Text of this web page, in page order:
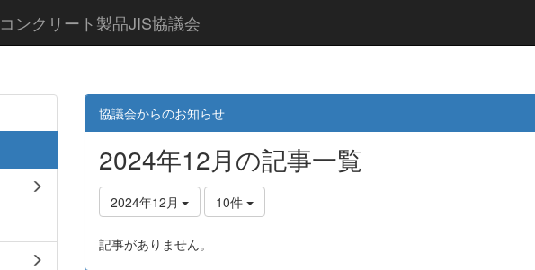
ンクリート製品JIS協議会
協議会からのお知らせ
2024年12月の記事一覧
2024年12月 10件
記事がありません。